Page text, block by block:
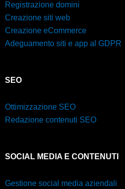
Registrazione domini
Creazione siti web
Creazione eCommerce
Adeguamento siti e app al GDPR
SEO
Ottimizzazione SEO
Redazione contenuti SEO
SOCIAL MEDIA E CONTENUTI
Gestione social media aziendali